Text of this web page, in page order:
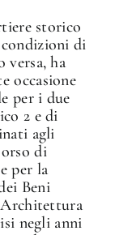
storico
di
versa, ha
occasione
per i due
2 e di
agli
di
per la
Beni
negli anni